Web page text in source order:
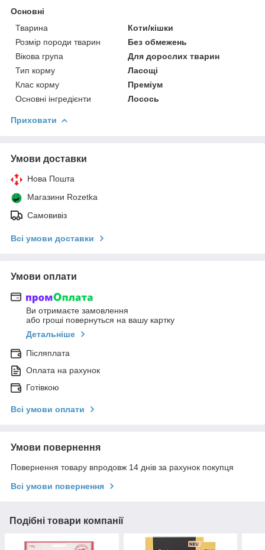
Основні
Тварина
Коти/кішки
Розмір породи тварин
Без обмежень
Вікова група
Для дорослих тварин
Тип корму
Ласощі
Клас корму
Преміум
Основні інгредієнти
Лосось
Приховати
Умови доставки
Нова Пошта
Магазини Rozetka
Самовивіз
Всі умови доставки
Умови оплати
Ви отримаєте замовлення
або гроші повернуться на вашу картку
Детальніше
Післяплата
Оплата на рахунок
Готівкою
Всі умови оплати
Умови повернення
Повернення товару впродовж 14 днів за рахунок покупця
Всі умови повернення
Подібні товари компанії